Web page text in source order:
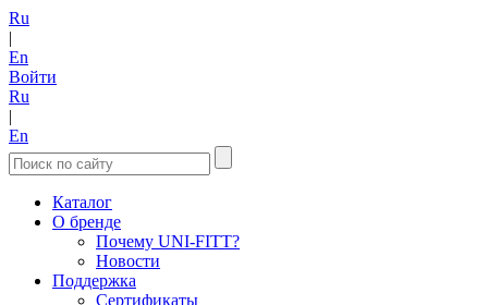
Ru
|
En
Войти
Ru
|
En
Каталог
О бренде
Почему UNI-FITT?
Новости
Поддержка
Сертификаты